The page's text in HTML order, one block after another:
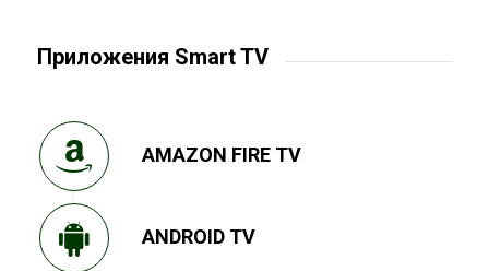
Приложения Smart TV
AMAZON FIRE TV
ANDROID TV